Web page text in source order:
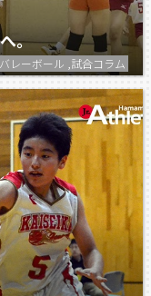
。
バレーボール ,試合コラム